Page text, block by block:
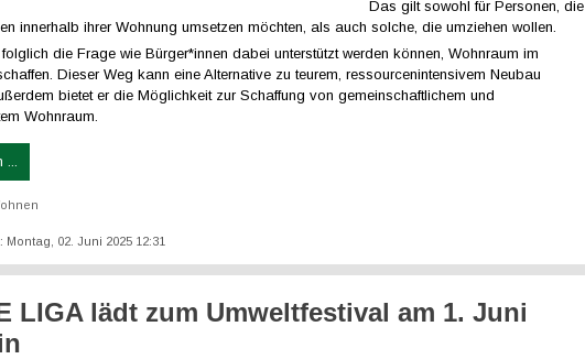
Das gilt sowohl für Personen, die
innerhalb ihrer Wohnung umsetzen möchten, als auch solche, die umziehen wollen.
die Frage wie Bürger*innen dabei unterstützt werden können, Wohnraum im
Dieser Weg kann eine Alternative zu teurem, ressourcenintensivem Neubau
bietet er die Möglichkeit zur Schaffung von gemeinschaftlichem und
Wohnraum.
...
Montag, 02. Juni 2025 12:31
LIGA lädt zum Umweltfestival am 1. Juni